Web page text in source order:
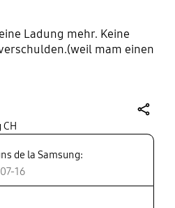
Ladung mehr. Keine
mam einen
de la Samsung:
16